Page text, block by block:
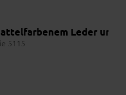
und Leder und
5115